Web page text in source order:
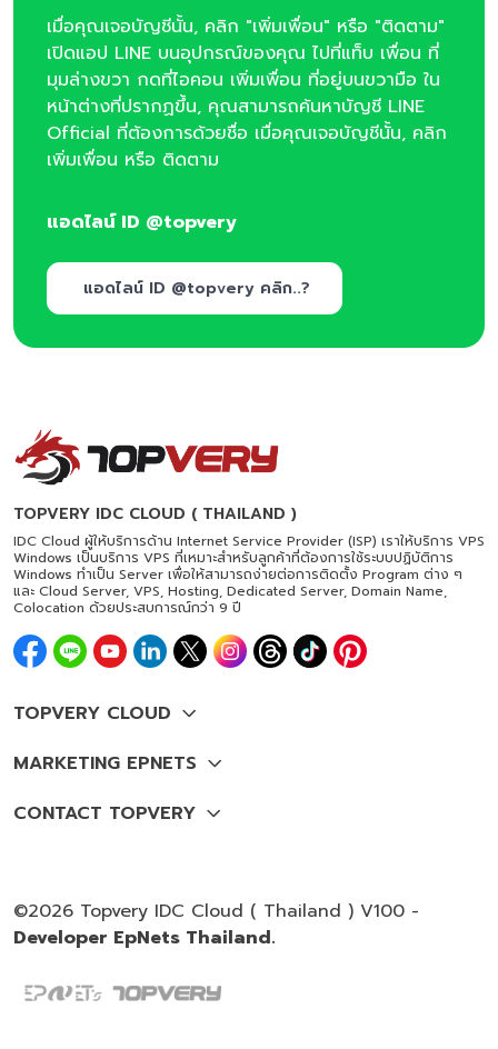
เมื่อคุณเจอบัญชีนั้น, คลิก "เพิ่มเพื่อน" หรือ "ติดตาม"
เปิดแอป LINE บนอุปกรณ์ของคุณ ไปที่แท็บ เพื่อน ที่
มุมล่างขวา กดที่ไอคอน เพิ่มเพื่อน ที่อยู่บนขวามือ ใน
หน้าต่างที่ปรากฏขึ้น, คุณสามารถค้นหาบัญชี LINE
Official ที่ต้องการด้วยชื่อ เมื่อคุณเจอบัญชีนั้น, คลิก
เพิ่มเพื่อน หรือ ติดตาม
แอดไลน์ ID @topvery
แอดไลน์ ID @topvery คลิก..?
TOPVERY IDC CLOUD ( THAILAND )
IDC Cloud ผู้ให้บริการด้าน Internet Service Provider (ISP) เราให้บริการ VPS
Windows เป็นบริการ VPS ที่เหมาะสำหรับลูกค้าที่ต้องการใช้ระบบปฏิบัติการ
Windows ทำเป็น Server เพื่อให้สามารถง่ายต่อการติดตั้ง Program ต่าง ๆ
และ Cloud Server, VPS, Hosting, Dedicated Server, Domain Name,
Colocation ด้วยประสบการณ์กว่า 9 ปี
©2026 Topvery IDC Cloud ( Thailand ) V100 -
Developer EpNets Thailand.